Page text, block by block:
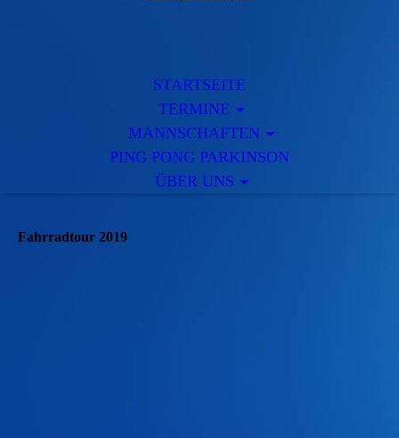
STARTSEITE
TERMINE
MANNSCHAFTEN
PING PONG PARKINSON
ÜBER UNS
Fahrradtour 2019